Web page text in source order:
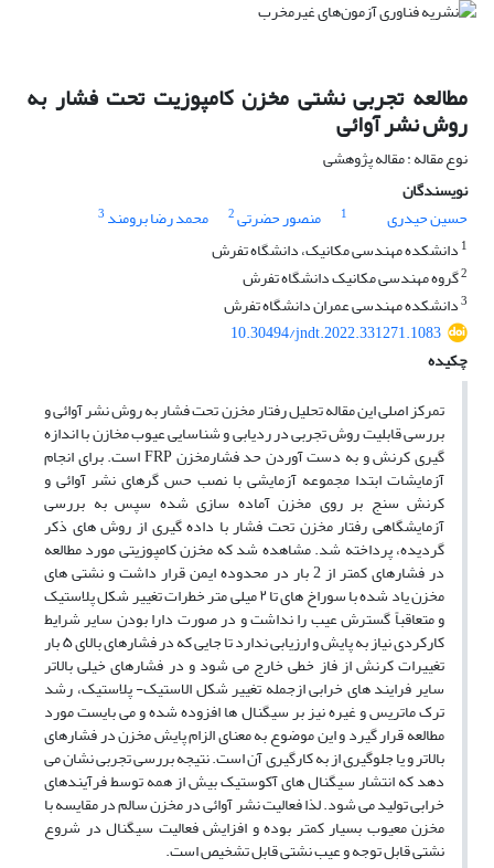
مطالعه تجربی نشتی مخزن کامپوزیت تحت فشار به
روش نشر آوائی
نوع مقاله : مقاله پژوهشی
نویسندگان
حسین حیدری
1 منصور حضرتی2 محمد رضا برومند 3
1 دانشکده مهندسی مکانیک، دانشگاه تفرش
2گروه مهندسی مکانیک دانشگاه تفرش
3دانشکده مهندسی عمران دانشگاه تفرش
10.30494/jndt.2022.331271.1083
چکیده
تمرکز اصلی این مقاله تحلیل رفتار مخزن تحت فشار به روش نشر آوائی و
بررسی قابلیت روش تجربی در ردیابی و شناسایی عیوب مخازن با اندازه
گیری کرنش و به دست آوردن حد فشارمخزن FRP است. برای انجام
آزمایشات ابتدا مجموعه آزمایشی با نصب حس گرهای نشر آوائی و
کرنش سنج بر روی مخزن آماده سازی شده سپس به بررسی
آزمایشگاهی رفتار مخزن تحت فشار با داده گیری از روش های ذکر
گردیده، پرداخته شد. مشاهده شد که مخزن کامپوزیتی مورد مطالعه
در فشارهای کمتر از 2 بار در محدوده ایمن قرار داشت و نشتی های
مخزن یاد شده با سوراخ های تا ۲ میلی متر خطرات تغییر شکل پلاستیک
و متعاقباً گسترش عیب را نداشت و در صورت دارا بودن سایر شرایط
کارکردی نیاز به پایش و ارزیابی ندارد تا جایی که در فشارهای بالای ۵ بار
تغییرات کرنش از فاز خطی خارج می شود و در فشارهای خیلی بالاتر
سایر فرایند های خرابی ازجمله تغییر شکل الاستیک- پلاستیک، رشد
ترک ماتریس و غیره نیز بر سیگنال ها افزوده شده و می بایست مورد
مطالعه قرار گیرد و این موضوع به معنای الزام پایش مخزن در فشارهای
بالاتر و یا جلوگیری از به کارگیری آن است. نتیجه بررسی تجربی نشان می
دهد که انتشار سیگنال های آکوستیک بیش از همه توسط فرآیندهای
خرابی تولید می شود. لذا فعالیت نشر آوائی در مخزن سالم در مقایسه با
مخزن معیوب بسیار کمتر بوده و افزایش فعالیت سیگنال در شروع
نشتی قابل توجه و عیب نشتی قابل تشخیص است.